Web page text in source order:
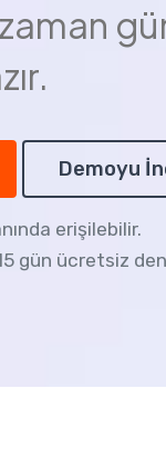
Demoyu
erişilebilir.
gün ücretsiz